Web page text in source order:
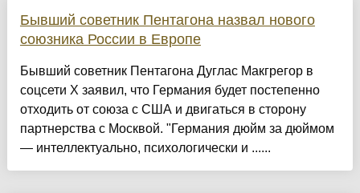
Бывший советник Пентагона назвал нового
союзника России в Европе
Бывший советник Пентагона Дуглас Макгрегор в
соцсети X заявил, что Германия будет постепенно
отходить от союза с США и двигаться в сторону
партнерства с Москвой. "Германия дюйм за дюймом
— интеллектуально, психологически и ......